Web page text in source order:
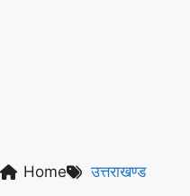
Home उत्तराखण्ड